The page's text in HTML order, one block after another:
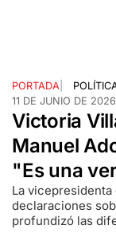
PORTADA
11 DE JUNIO DE
Victoria
Manuel
"Es una
La
declaraciones
profundizó las